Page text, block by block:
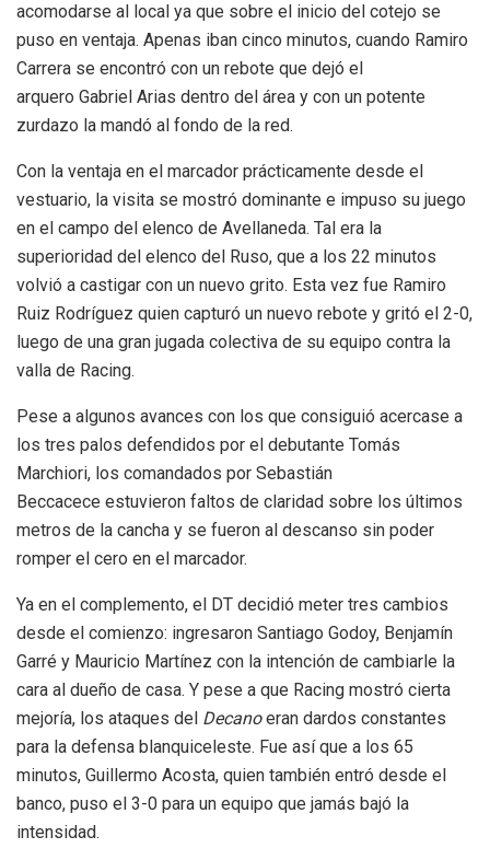
acomodarse al local ya que sobre el inicio del cotejo se
puso en ventaja. Apenas iban cinco minutos, cuando Ramiro
Carrera se encontró con un rebote que dejó el
arquero Gabriel Arias dentro del área y con un potente
zurdazo la mandó al fondo de la red.
Con la ventaja en el marcador prácticamente desde el
vestuario, la visita se mostró dominante e impuso su juego
en el campo del elenco de Avellaneda. Tal era la
superioridad del elenco del Ruso, que a los 22 minutos
volvió a castigar con un nuevo grito. Esta vez fue Ramiro
Ruiz Rodríguez quien capturó un nuevo rebote y gritó el 2-0,
luego de una gran jugada colectiva de su equipo contra la
valla de Racing.
Pese a algunos avances con los que consiguió acercase a
los tres palos defendidos por el debutante Tomás
Marchiori, los comandados por Sebastián
Beccacece estuvieron faltos de claridad sobre los últimos
metros de la cancha y se fueron al descanso sin poder
romper el cero en el marcador.
Ya en el complemento, el DT decidió meter tres cambios
desde el comienzo: ingresaron Santiago Godoy, Benjamín
Garré y Mauricio Martínez con la intención de cambiarle la
cara al dueño de casa. Y pese a que Racing mostró cierta
mejoría, los ataques del Decanoeran dardos constantes
para la defensa blanquiceleste. Fue así que a los 65
minutos, Guillermo Acosta, quien también entró desde el
banco, puso el 3-0 para un equipo que jamás bajó la
intensidad.